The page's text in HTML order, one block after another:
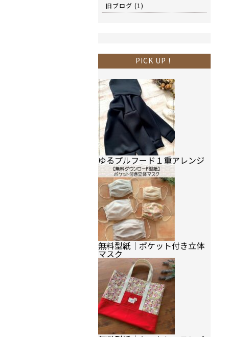
旧ブログ (1)
PICK UP！
ゆるプルフード１重アレンジ
無料型紙｜ポケット付き立体
マスク